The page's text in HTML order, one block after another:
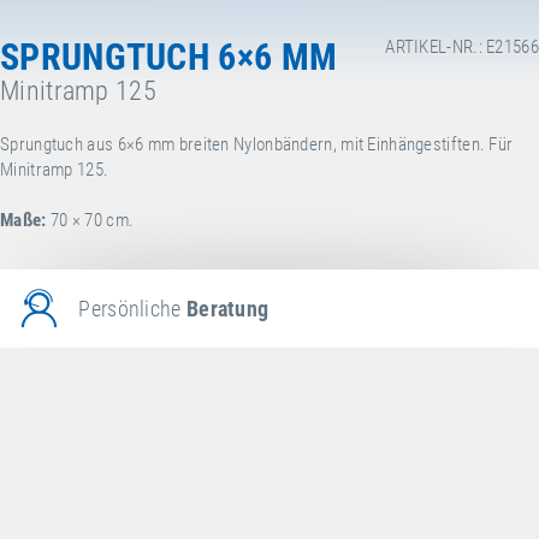
ARTIKEL-NR.: E21566
SPRUNGTUCH 6×6 MM
Minitramp 125
Sprungtuch aus 6×6 mm breiten Nylonbändern, mit Einhängestiften. Für
Minitramp 125.
Maße: 70 × 70 cm.
Persönliche Beratung